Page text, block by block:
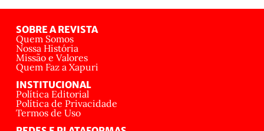
SOBRE A REVISTA
Quem Somos
Nossa História
Missão e Valores
Quem Faz a Xapuri
INSTITUCIONAL
Política Editorial
Política de Privacidade
Termos de Uso